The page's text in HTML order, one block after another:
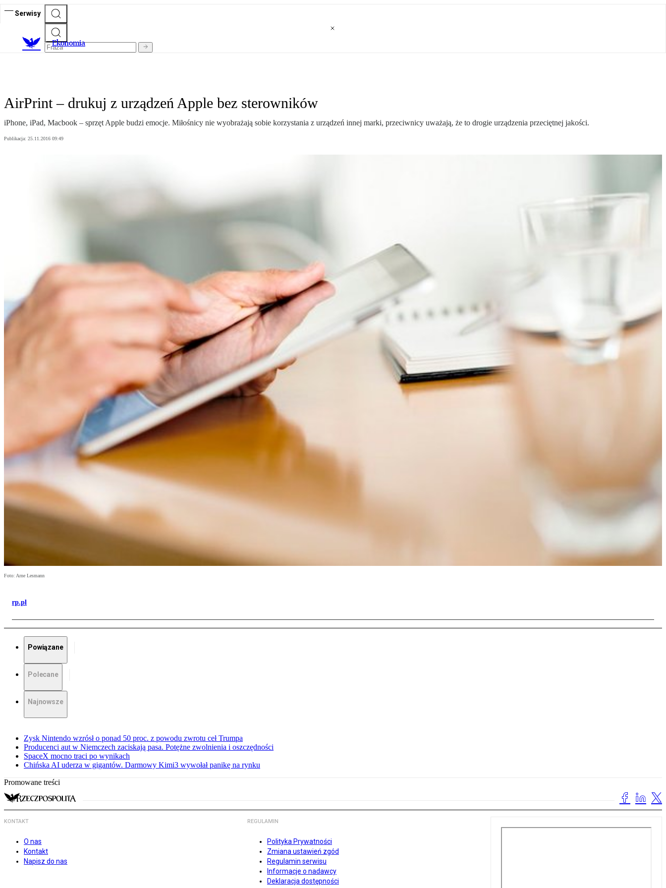
Serwisy
Ekonomia
AirPrint – drukuj z urządzeń Apple bez sterowników
iPhone, iPad, Macbook – sprzęt Apple budzi emocje. Miłośnicy nie wyobrażają sobie korzystania z urządzeń innej marki, przeciwnicy uważają, że to drogie urządzenia przeciętnej jakości.
Publikacja: 25.11.2016 09:49
Foto: Arne Lesmann
rp.pl
Powiązane
Polecane
Najnowsze
Zysk Nintendo wzrósł o ponad 50 proc. z powodu zwrotu ceł Trumpa
Producenci aut w Niemczech zaciskają pasa. Potężne zwolnienia i oszczędności
SpaceX mocno traci po wynikach
Chińska AI uderza w gigantów. Darmowy Kimi3 wywołał panikę na rynku
Promowane treści
KONTAKT
O nas
Kontakt
Napisz do nas
REGULAMIN
Polityka Prywatności
Zmiana ustawień zgód
Regulamin serwisu
Informacje o nadawcy
Deklaracja dostępności